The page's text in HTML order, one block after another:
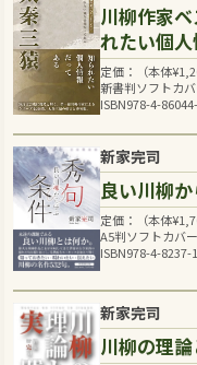
川柳作家
れたい個
定価：（本体¥
新書判ソフトカ
ISBN978-4-
新家完司
良い川柳
定価：（本体¥
A5判ソフトカバ
ISBN978-4-8237-
新家完司
川柳の理